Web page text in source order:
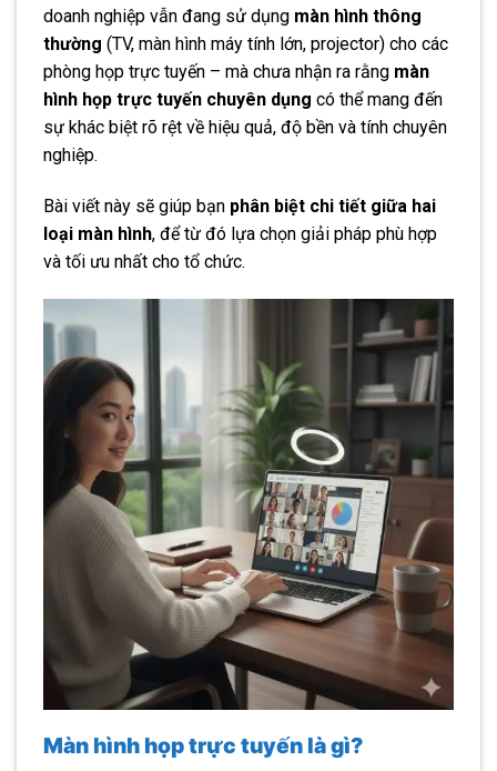
doanh nghiệp vẫn đang sử dụng màn hình thông
thường (TV, màn hình máy tính lớn, projector) cho các
phòng họp trực tuyến – mà chưa nhận ra rằng màn
hình họp trực tuyến chuyên dụng có thể mang đến
sự khác biệt rõ rệt về hiệu quả, độ bền và tính chuyên
nghiệp.
Bài viết này sẽ giúp bạn phân biệt chi tiết giữa hai
loại màn hình, để từ đó lựa chọn giải pháp phù hợp
và tối ưu nhất cho tổ chức.
Màn hình họp trực tuyến là gì?